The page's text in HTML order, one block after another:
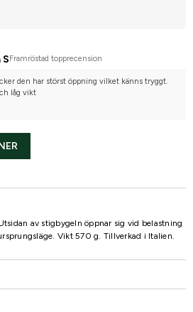
Framröstad topprecension
den har störst öppning vilket känns tryggt.
låg vikt
av stigbygeln öppnar sig vid belastning
Vikt 570 g. Tillverkad i Italien.